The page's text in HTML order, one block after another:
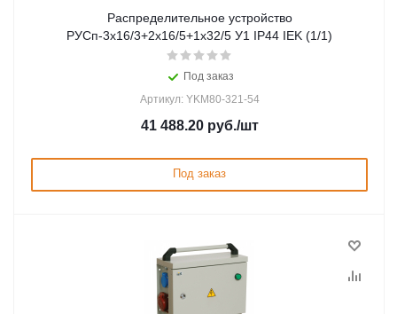
Распределительное устройство
РУСп-3х16/3+2х16/5+1х32/5 У1 IP44 IEK (1/1)
Под заказ
Артикул: YKM80-321-54
41 488.20руб./шт
Под заказ